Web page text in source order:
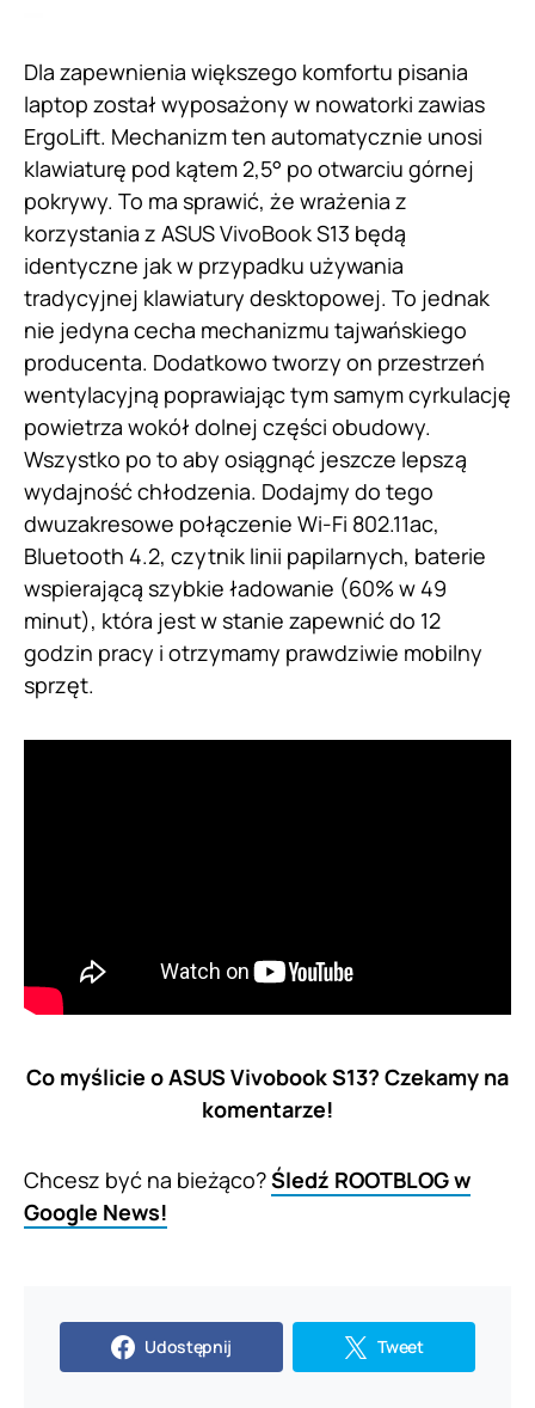
Dla zapewnienia większego komfortu pisania
laptop został wyposażony w nowatorki zawias
ErgoLift. Mechanizm ten automatycznie unosi
klawiaturę pod kątem 2,5° po otwarciu górnej
pokrywy. To ma sprawić, że wrażenia z
korzystania z ASUS VivoBook S13 będą
identyczne jak w przypadku używania
tradycyjnej klawiatury desktopowej. To jednak
nie jedyna cecha mechanizmu tajwańskiego
producenta. Dodatkowo tworzy on przestrzeń
wentylacyjną poprawiając tym samym cyrkulację
powietrza wokół dolnej części obudowy.
Wszystko po to aby osiągnąć jeszcze lepszą
wydajność chłodzenia. Dodajmy do tego
dwuzakresowe połączenie Wi-Fi 802.11ac,
Bluetooth 4.2, czytnik linii papilarnych, baterie
wspierającą szybkie ładowanie (60% w 49
minut), która jest w stanie zapewnić do 12
godzin pracy i otrzymamy prawdziwie mobilny
sprzęt.
Co myślicie o ASUS Vivobook S13? Czekamy na
komentarze!
Chcesz być na bieżąco?Śledź ROOTBLOG w
Google News!
Udostępnij Tweet